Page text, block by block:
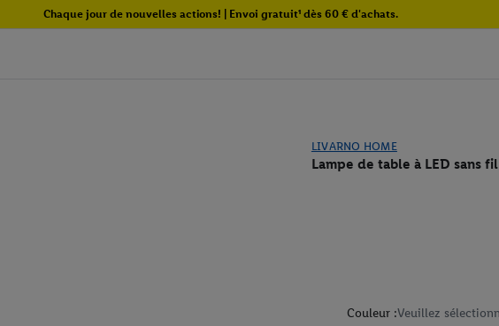
Chaque jour de nouvelles actions! | Envoi gratuit¹ dès 60 € d'achats.
LIVARNO HOME
Lampe de table à LED sans
Couleur :Veuillez